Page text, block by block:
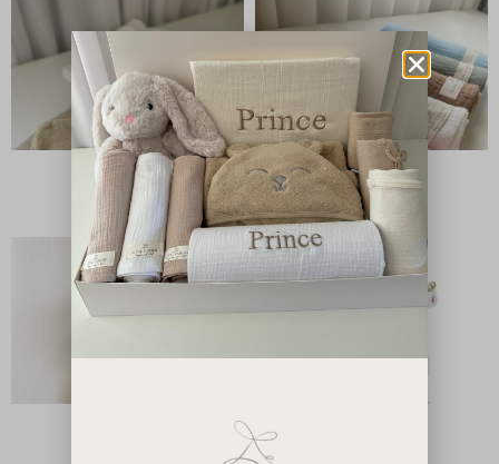
חיתול טטרה
₪
מגבת קפוצ'ון
90